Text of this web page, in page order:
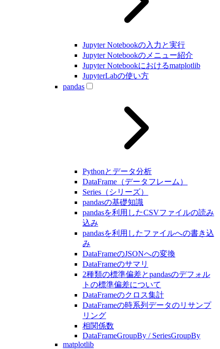
Jupyter Notebookの入力と実行
Jupyter Notebookのメニュー紹介
Jupyter Notebookにおけるmatplotlib
JupyterLabの使い方
pandas
Pythonとデータ分析
DataFrame（データフレーム）
Series（シリーズ）
pandasの基礎知識
pandasを利用したCSVファイルの読み
込み
pandasを利用したファイルへの書き込
み
DataFrameのJSONへの変換
DataFrameのサマリ
2種類の標準偏差とpandasのデフォル
トの標準偏差について
DataFrameのクロス集計
DataFrameの時系列データのリサンプ
リング
相関係数
DataFrameGroupBy / SeriesGroupBy
matplotlib